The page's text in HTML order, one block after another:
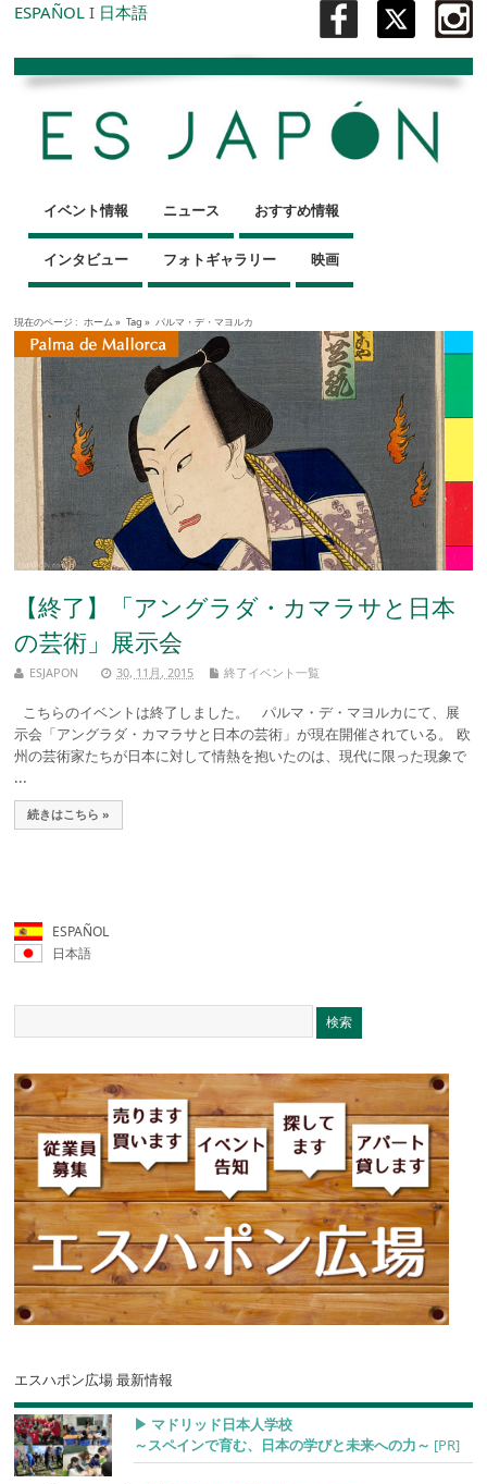
ESPAÑOL I 日本語
イベント情報 ニュース おすすめ情報
インタビュー フォトギャラリー 映画
現在のページ : ホーム » Tag » パルマ・デ・マヨルカ
【終了】「アングラダ・カマラサと日本
の芸術」展示会
ESJAPON 30, 11月, 2015 終了イベント一覧
こちらのイベントは終了しました。 パルマ・デ・マヨルカにて、展
示会「アングラダ・カマラサと日本の芸術」が現在開催されている。 欧
州の芸術家たちが日本に対して情熱を抱いたのは、現代に限った現象で
...
続きはこちら »
ESPAÑOL
日本語
エスハポン広場 最新情報
▶︎ マドリッド日本人学校
～スペインで育む、日本の学びと未来への力～ [PR]